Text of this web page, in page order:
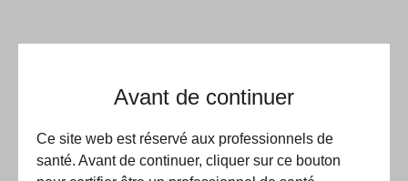
Avant de continuer
Ce site web est réservé aux professionnels de
santé. Avant de continuer, cliquer sur ce bouton